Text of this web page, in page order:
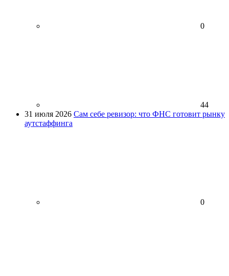
0
44
31 июля 2026 Сам себе ревизор: что ФНС готовит рынку
аутстаффинга
0